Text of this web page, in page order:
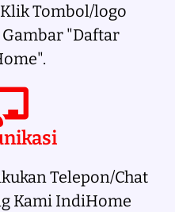
Tombol/logo
"Daftar
Telepon/Chat
Kami IndiHome